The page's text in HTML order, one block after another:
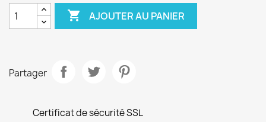
 AJOUTER AU PANIER
Partager
Certificat de sécurité SSL